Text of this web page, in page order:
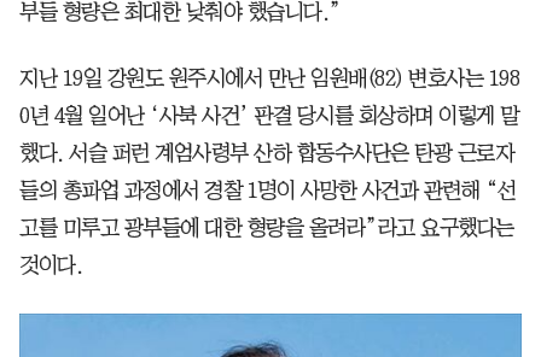
부들 형량은 최대한 낮춰야 했습니다.”
지난 19일 강원도 원주시에서 만난 임원배(82) 변호사는 198
0년 4월 일어난 ‘사북 사건’ 판결 당시를 회상하며 이렇게 말
했다. 서슬 퍼런 계엄사령부 산하 합동수사단은 탄광 근로자
들의 총파업 과정에서 경찰 1명이 사망한 사건과 관련해 “선
고를 미루고 광부들에 대한 형량을 올려라”라고 요구했다는
것이다.